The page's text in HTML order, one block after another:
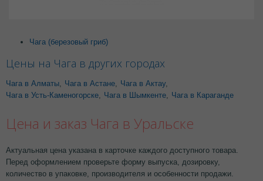
Чага (березовый гриб)
Цены на Чага в других городах
Чага в Алматы Чага в Астане Чага в Актау,
Чага в Усть-Каменогорске
Чага в Шымкенте Чага в Караганде
Цена и заказ Чага в Уральске
Актуальная цена указана в карточке каждого доступного товара.
Перед оформлением проверьте форму выпуска, дозировку,
количество в упаковке, производителя и особенности продажи.